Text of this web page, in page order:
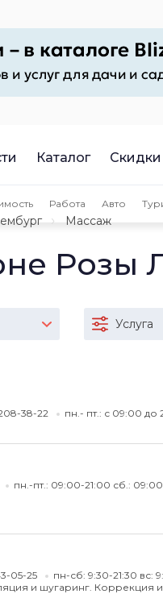
Каталог Скидки
Работа Авто
Массаж
Розы
Услуга
38-22 пн.- пт.: с 09:00 до
пн.-пт.: 09:00-21:00 сб.:
05-25 пн-сб: 9:30-21:30 вс:
и шугаринг.